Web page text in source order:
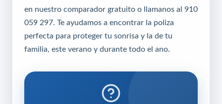
en nuestro comparador gratuito o llamanos al 910
059 297 . Te ayudamos a encontrar la poliza
perfecta para proteger tu sonrisa y la de tu
familia, este verano y durante todo el ano.